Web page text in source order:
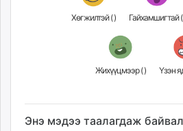
Хөгжилтэй () Гайхамшигтай (
Жихүүцмээр ()
Энэ мэдээ таалагдаж байвал